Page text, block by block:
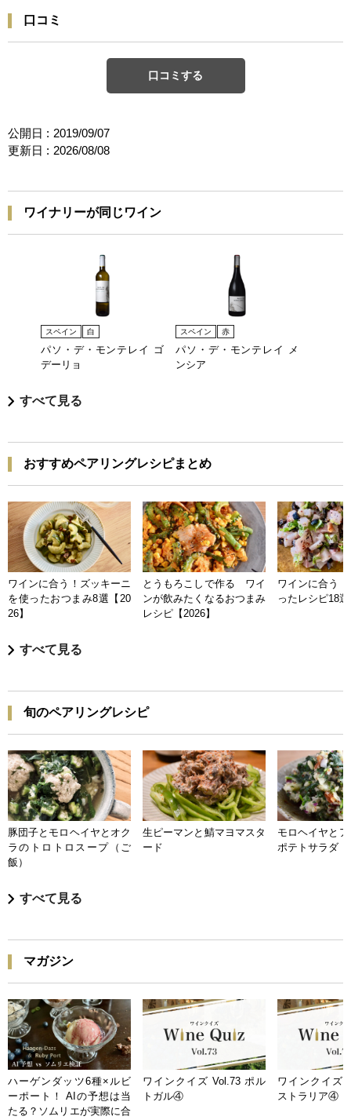
口コミ
口コミする
公開日 : 2019/09/07
更新日 : 2026/08/08
ワイナリーが同じワイン
スペイン 白
パソ・デ・モンテレイ ゴ
デーリョ
スペイン 赤
パソ・デ・モンテレイ メ
ンシア
すべて見る
おすすめペアリングレシピまとめ
ワインに合う！ズッキーニ
を使ったおつまみ8選【20
26】
とうもろこしで作る ワイ
ンが飲みたくなるおつまみ
レシピ【2026】
ワインに合う
ったレシピ18
すべて見る
旬のペアリングレシピ
豚団子とモロヘイヤとオク
ラのトロトロスープ（ご
飯）
生ピーマンと鯖マヨマスタ
ード
モロヘイヤと
ポテトサラダ
すべて見る
マガジン
ハーゲンダッツ6種×ルビ
ーポート！ AIの予想は当
たる？ソムリエが実際に合
ワインクイズ Vol.73 ポル
トガル④
ワインクイズ
ストラリア④